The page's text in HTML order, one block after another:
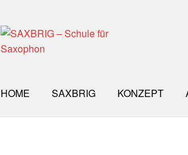
Zur
Navigation
Zum
Inhalt
HOME SAXBRIG KONZEPT